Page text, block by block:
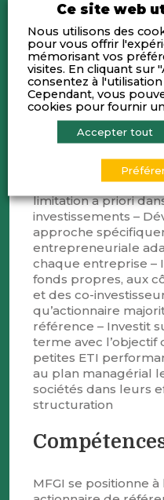
Activités
MFGI accompagne
France entière –
entreprises sur le
limitation a priori
investissements –
approche
entrepreneuriale
chaque entreprise –
fonds propres, aux
et des co-
qu’actionnaire
référence – Investit
terme avec
petites ETI
au plan managérial
sociétés dans leurs
structuration
MFGI se positionne
Ce site web
Nous utilisons des
pour vous offrir
mémorisant vos
visites. En cliquant sur
consentez à l'utilisation
Cependant, vous
cookies pour fournir
Accepter tout